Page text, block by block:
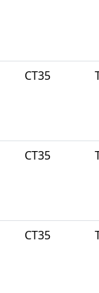
СТ35
СТ35
СТ35